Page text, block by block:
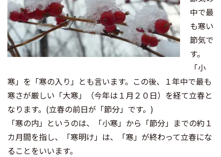
中で最
も寒い
節気で
す。
「小
寒」を「寒の入り」とも言います。この後、１年中で最も
寒さが厳しい「大寒」（今年は１月２０日）を経て立春と
なります。(立春の前日が「節分」です。)
「寒の内」というのは、「小寒」から「節分」までの約１
カ月間を指し、「寒明け」は、「寒」が終わって立春にな
ることをいいます。